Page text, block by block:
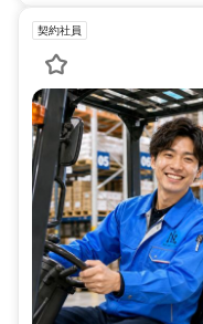
契約社員